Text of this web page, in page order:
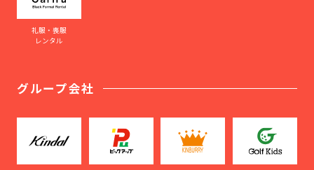
礼服・喪服
レンタル
グループ会社